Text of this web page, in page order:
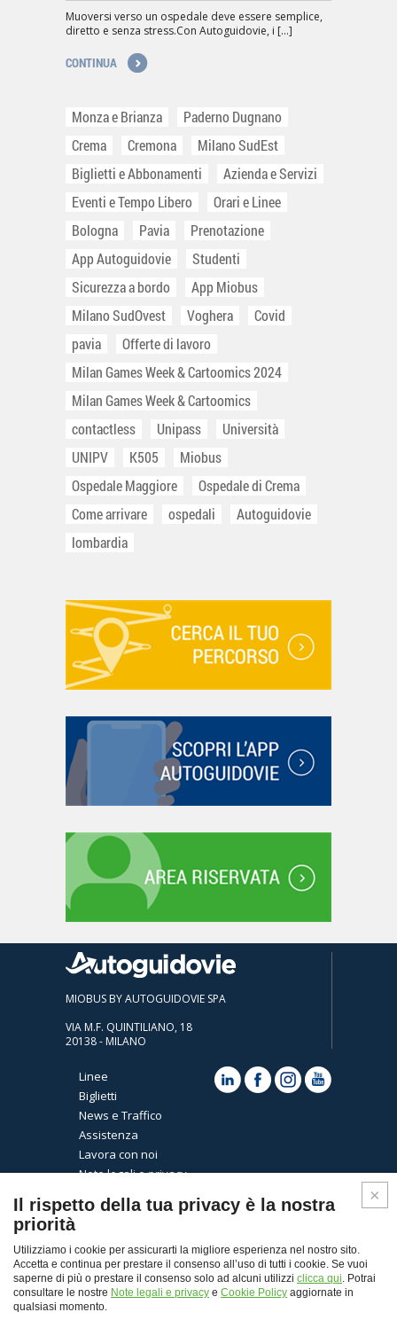
Muoversi verso un ospedale deve essere semplice,
diretto e senza stress.Con Autoguidovie, i [...]
CONTINUA
Monza e Brianza
Paderno Dugnano
Crema
Cremona
Milano SudEst
Biglietti e Abbonamenti
Azienda e Servizi
Eventi e Tempo Libero
Orari e Linee
Bologna
Pavia
Prenotazione
App Autoguidovie
Studenti
Sicurezza a bordo
App Miobus
Milano SudOvest
Voghera
Covid
pavia
Offerte di lavoro
Milan Games Week & Cartoomics 2024
Milan Games Week & Cartoomics
contactless
Unipass
Università
UNIPV
K505
Miobus
Ospedale Maggiore
Ospedale di Crema
Come arrivare
ospedali
Autoguidovie
lombardia
MIOBUS BY AUTOGUIDOVIE SPA
VIA M.F. QUINTILIANO, 18
20138 - MILANO
Linee
Biglietti
News e Traffico
Assistenza
Lavora con noi
Note legali e privacy
Il rispetto della tua privacy è la nostra
priorità
Utilizziamo i cookie per assicurarti la migliore esperienza nel nostro sito.
Accetta e continua per prestare il consenso all’uso di tutti i cookie. Se vuoi
saperne di più o prestare il consenso solo ad alcuni utilizzi clicca qui. Potrai
consultare le nostre Note legali e privacy e Cookie Policy aggiornate in
qualsiasi momento.